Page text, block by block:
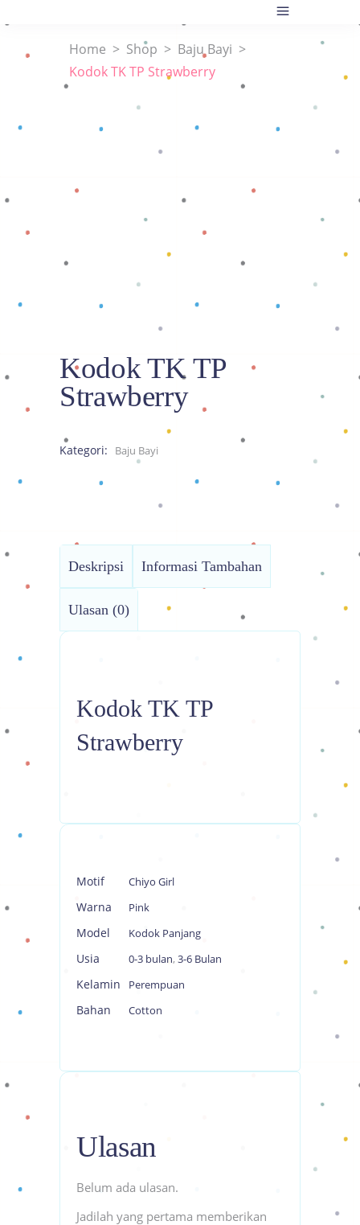
Home > Shop > Baju Bayi >
Kodok TK TP Strawberry
Kodok TK TP
Strawberry
Kategori: Baju Bayi
Deskripsi Informasi Tambahan
Ulasan (0)
Kodok TK TP
Strawberry
Motif Chiyo Girl
Warna Pink
Model Kodok Panjang
Usia 0-3 bulan, 3-6 Bulan
Kelamin Perempuan
Bahan Cotton
Ulasan
Belum ada ulasan.
Jadilah yang pertama memberikan